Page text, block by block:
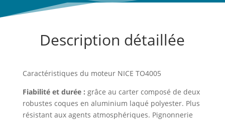
Description détaillée
Caractéristiques du moteur NICE TO4005
Fiabilité et durée : grâce au carter composé de deux
robustes coques en aluminium laqué polyester. Plus
résistant aux agents atmosphériques. Pignonnerie